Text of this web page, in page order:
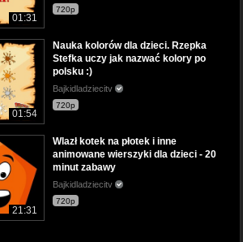
01:31
720p
01:54
Nauka kolorów dla dzieci. Rzepka
Stefka uczy jak nazwać kolory po
polsku :)
Bajkidladziecitv
720p
21:31
Wlazł kotek na płotek i inne
animowane wierszyki dla dzieci - 20
minut zabawy
Bajkidladziecitv
720p